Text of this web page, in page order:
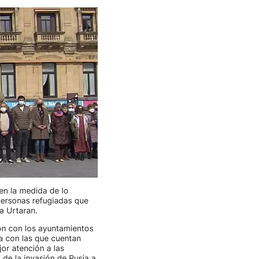
la medida de lo
refugiadas que
Urtaran.
con los ayuntamientos
con las que cuentan
atención a las